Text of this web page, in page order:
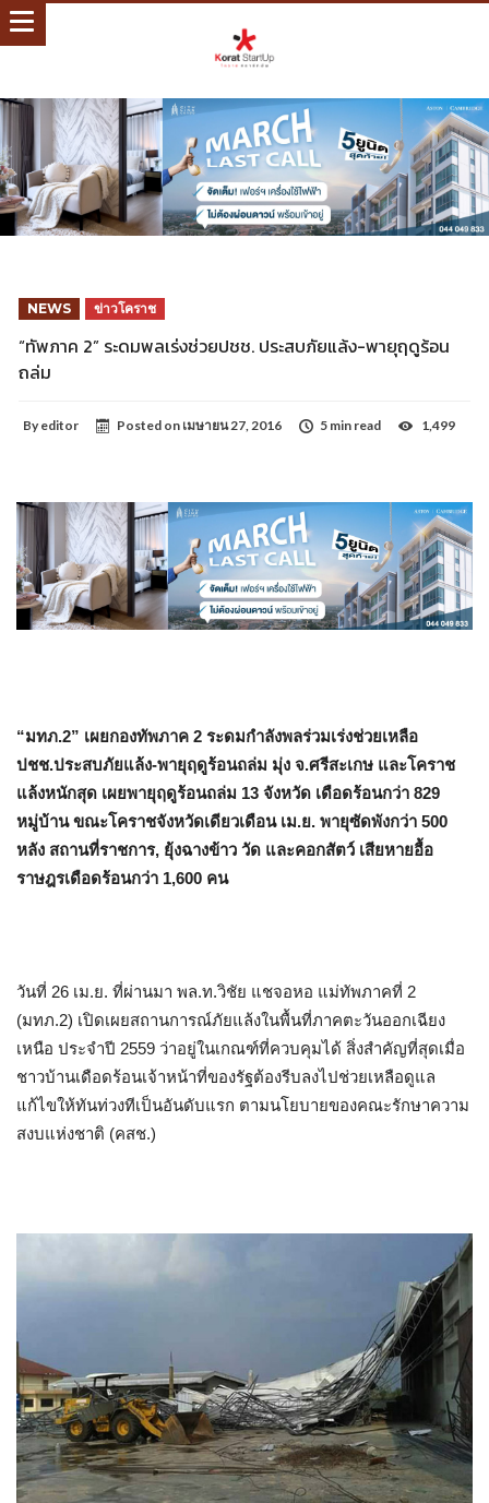
NEWS ข่าวโคราช
“ทัพภาค 2” ระดมพลเร่งช่วยปชช. ประสบภัยแล้ง-พายุฤดูร้อน
ถล่ม
By editor Posted on เมษายน 27, 2016 5 min read 1,499
“มทภ.2” เผยกองทัพภาค 2 ระดมกำลังพลร่วมเร่งช่วยเหลือ
ปชช.ประสบภัยแล้ง-พายุฤดูร้อนถล่ม มุ่ง จ.ศรีสะเกษ และโคราช
แล้งหนักสุด เผยพายุฤดูร้อนถล่ม 13 จังหวัด เดือดร้อนกว่า 829
หมู่บ้าน ขณะโคราชจังหวัดเดียวเดือน เม.ย. พายุซัดพังกว่า 500
หลัง สถานที่ราชการ, ยุ้งฉางข้าว วัด และคอกสัตว์ เสียหายอื้อ
ราษฎรเดือดร้อนกว่า 1,600 คน
วันที่ 26 เม.ย. ที่ผ่านมา พล.ท.วิชัย แชจอหอ แม่ทัพภาคที่ 2
(มทภ.2) เปิดเผยสถานการณ์ภัยแล้งในพื้นที่ภาคตะวันออกเฉียง
เหนือ ประจำปี 2559 ว่าอยู่ในเกณฑ์ที่ควบคุมได้ สิ่งสำคัญที่สุดเมื่อ
ชาวบ้านเดือดร้อนเจ้าหน้าที่ของรัฐต้องรีบลงไปช่วยเหลือดูแล
แก้ไขให้ทันท่วงทีเป็นอันดับแรก ตามนโยบายของคณะรักษาความ
สงบแห่งชาติ (คสช.)